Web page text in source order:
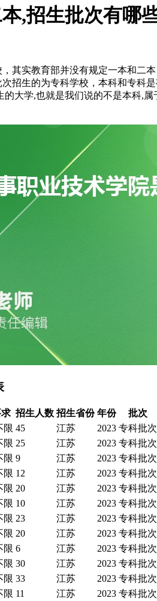
,招生批次有哪
其实教育部并没有规定一本和二
招生的为专科学校，本科和专科
大学,也就是我们说的不是本科,
招生人数 招生省份 年份 批次
限 45 江苏 2023 专科批次
限 25 江苏 2023 专科批次
限 9 江苏 2023 专科批次
限 12 江苏 2023 专科批次
限 20 江苏 2023 专科批次
限 10 江苏 2023 专科批次
限 23 江苏 2023 专科批次
限 20 江苏 2023 专科批次
限 6 江苏 2023 专科批次
限 30 江苏 2023 专科批次
限 33 江苏 2023 专科批次
限 11 江苏 2023 专科批次